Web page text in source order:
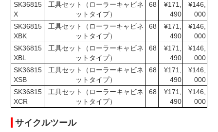
SK36815
X
工具セット（ローラーキャビネ
ットタイプ）
68
¥171,
490
¥146,
000
SK36815
XBK
工具セット（ローラーキャビネ
ットタイプ）
68
¥171,
490
¥146,
000
SK36815
XBL
工具セット（ローラーキャビネ
ットタイプ）
68
¥171,
490
¥146,
000
SK36815
XSB
工具セット（ローラーキャビネ
ットタイプ）
68
¥171,
490
¥146,
000
SK36815
XCR
工具セット（ローラーキャビネ
ットタイプ）
68
¥171,
490
¥146,
000
サイクルツール